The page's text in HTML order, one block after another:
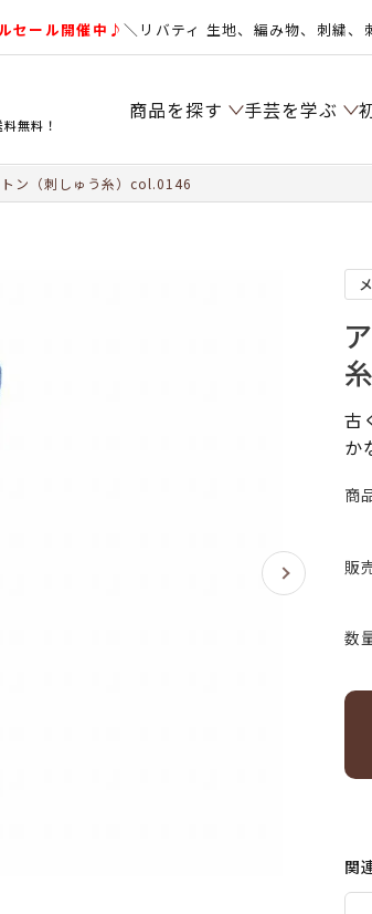
セール開催中♪＼リバティ 生地、編み物、刺繍、
無料！
商品を探す 手芸を学ぶ
ン（刺しゅう糸）col.0146
古
か
商
販
関